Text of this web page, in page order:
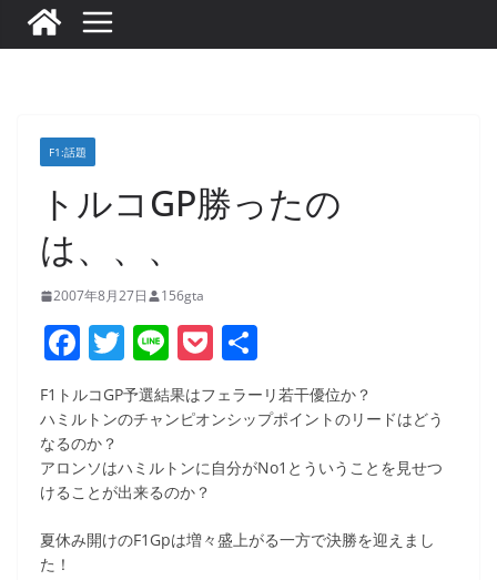
F1:話題
トルコGP勝ったの
は、、、
2007年8月27日 156gta
F
a
c
e
b
o
T
w
itt
Li
n
e
P
o
ck
et
有
F1トルコGP予選結果はフェラーリ若干優位か？
ハミルトンのチャンピオンシップポイントのリードはどう
なるのか？
アロンソはハミルトンに自分がNo1とういうことを見せつ
けることが出来るのか？
夏休み開けのF1Gpは増々盛上がる一方で決勝を迎えまし
た！